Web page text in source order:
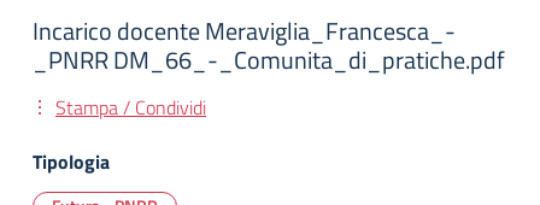
Incarico docente Meraviglia_Francesca_-
_PNRR DM_66_-_Comunita_di_pratiche.pdf
Stampa / Condividi
Tipologia